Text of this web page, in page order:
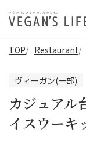
TOP Restaurant
ヴィーガン(一部)
カジュアル
イスウーキ